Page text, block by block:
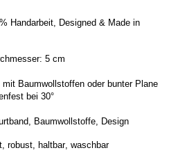
Handarbeit, Designed & Made in
5 cm
mit Baumwollstoffen oder bunter Plane
bei 30°
Baumwollstoffe, Design
robust, haltbar, waschbar